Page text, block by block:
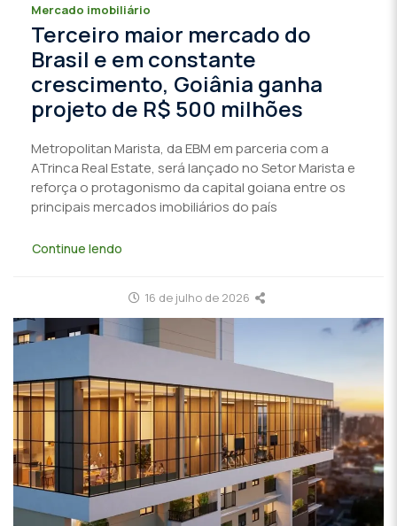
Mercado imobiliário
Terceiro maior mercado do
Brasil e em constante
crescimento, Goiânia ganha
projeto de R$ 500 milhões
Metropolitan Marista, da EBM em parceria com a
ATrinca Real Estate, será lançado no Setor Marista e
reforça o protagonismo da capital goiana entre os
principais mercados imobiliários do país
Continue lendo
16 de julho de 2026